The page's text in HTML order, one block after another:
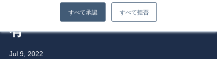
すべて承認 すべて拒否
Why Gig Economy?
とは / 社内IDaaS勉強会資料共
有
Jul 9, 2022